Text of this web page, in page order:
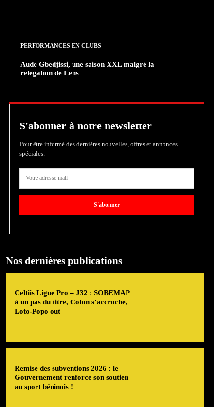
PERFORMANCES EN CLUBS
Aude Gbedjissi, une saison XXL malgré la
relégation de Lens
S'abonner à notre newsletter
Pour être informé des dernières nouvelles, offres et annonces
spéciales.
S'abonner
Nos dernières publications
Celtiis Ligue Pro – J32 : SOBEMAP
à un pas du titre, Coton s’accroche,
Loto-Popo out
Remise des subventions 2026 : le
Gouvernement renforce son soutien
au sport béninois !